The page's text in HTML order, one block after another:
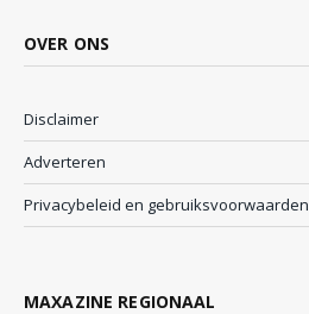
OVER ONS
Disclaimer
Adverteren
Privacybeleid en gebruiksvoorwaarden
MAXAZINE REGIONAAL